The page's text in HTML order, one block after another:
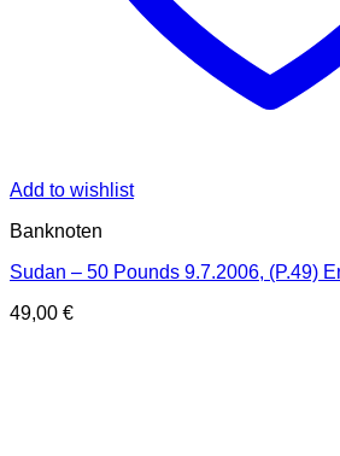
Add to wishlist
Banknoten
Sudan – 50 Pounds 9.7.2006, (P.49)
49,00 €